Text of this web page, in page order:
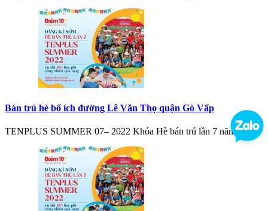
Bán trú hè bổ ích đường Lê Văn Thọ quận Gò Vấp
TENPLUS SUMMER 07– 2022 Khóa Hè bán trú lần 7 năm&nbs..